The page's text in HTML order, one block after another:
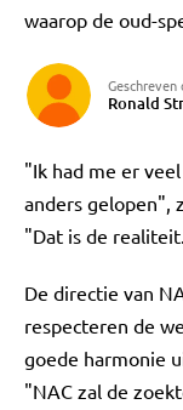
waarop de oud-
Geschreven
Ronald
"Ik had me er
anders gelopen",
"Dat is de
De directie van
respecteren de
goede harmonie
"NAC zal de